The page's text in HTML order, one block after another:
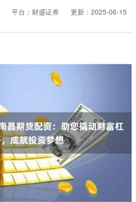
平台：财盛证券
更新：2025-06-15